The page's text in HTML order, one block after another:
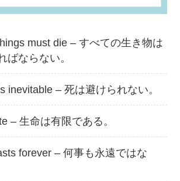
must die – すべての生き物は
ばならない。
inevitable – 死は避けられない。
– 生命は有限である。
forever – 何事も永遠ではな